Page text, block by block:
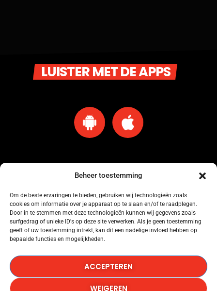
Beheer toestemming
Om de beste ervaringen te bieden, gebruiken wij technologieën zoals
cookies om informatie over je apparaat op te slaan en/of te raadplegen.
Door in te stemmen met deze technologieën kunnen wij gegevens zoals
surfgedrag of unieke ID's op deze site verwerken. Als je geen toestemming
geeft of uw toestemming intrekt, kan dit een nadelige invloed hebben op
bepaalde functies en mogelijkheden.
ACCEPTEREN
WEIGEREN
LUISTER MET DE APPS
Omroep Amersfoort heeft een licentie voor muziekgebruik bij Buma Stemra
onder nummer: 53184845.
Omroep Amersfoort heeft een licentie voor muziekgebruik bij SENA onder
Omroep Amersfoort heeft een licentie voor het gebruik van Het Radionieuws.